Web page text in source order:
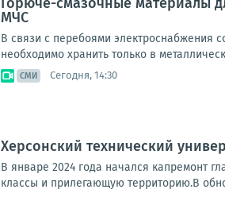
МЧС
В связи с перебоями электроснабжения
необходимо хранить только в
СМИ Сегодня, 14:30
Херсонский технический
В январе 2024 года начался капремонт
классы и прилегающую территорию.В